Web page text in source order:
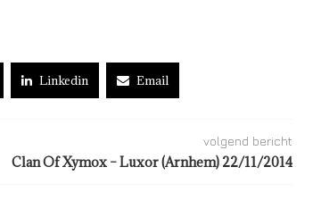
Linkedin Email
volgend bericht
Clan Of Xymox – Luxor (Arnhem) 22/11/2014